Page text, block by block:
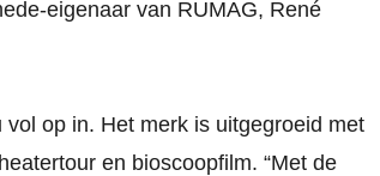
eigenaar van RUMAG, René
op in. Het merk is uitgegroeid met
en bioscoopfilm. “Met de